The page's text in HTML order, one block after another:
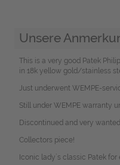
Unsere
This is a very good Patek
in 18k yellow gold/stainless
Just underwent WEMPE-
Still under WEMPE warranty
Discontinued and very
Collectors piece!
Iconic lady`s classic Patek for